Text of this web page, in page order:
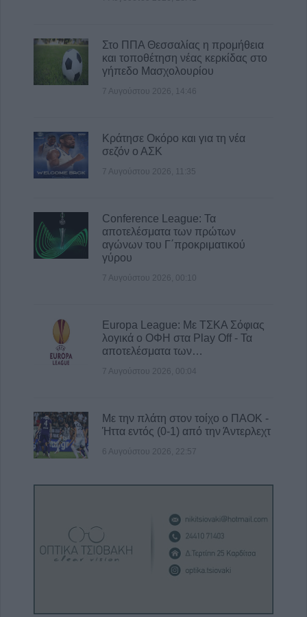
που πραγματοποιούνται στο ν. Καρδίτσας
7 Αυγούστου 2026, 14:18
Συνεδριάζει την Τρίτη 11 Αυγούστου το
Στο ΠΠΑ Θεσσαλίας η προμήθεια
και τοποθέτηση νέας κερκίδας στο
γήπεδο Μασχολουρίου
7 Αυγούστου 2026, 14:46
Κράτησε Οκόρο και για τη νέα
σεζόν ο ΑΣΚ
7 Αυγούστου 2026, 11:35
Conference League: Τα
αποτελέσματα των πρώτων
αγώνων του Γ΄προκριματικού
γύρου
7 Αυγούστου 2026, 00:10
Europa League: Με ΤΣΚΑ Σόφιας
λογικά ο ΟΦΗ στα Play Off - Τα
αποτελέσματα των…
7 Αυγούστου 2026, 00:04
Με την πλάτη στον τοίχο ο ΠΑΟΚ -
Ήττα εντός (0-1) από την Άντερλεχτ
6 Αυγούστου 2026, 22:57